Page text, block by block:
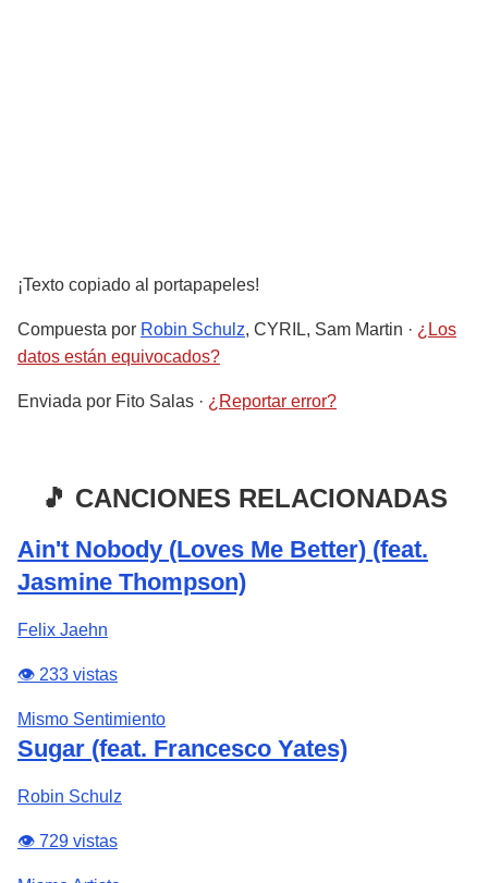
¡Texto copiado al portapapeles!
Compuesta por Robin Schulz, CYRIL, Sam Martin · ¿Los
datos están equivocados?
Enviada por Fito Salas · ¿Reportar error?
🎵 CANCIONES RELACIONADAS
Ain't Nobody (Loves Me Better) (feat.
Jasmine Thompson)
Felix Jaehn
👁️ 233 vistas
Mismo Sentimiento
Sugar (feat. Francesco Yates)
Robin Schulz
👁️ 729 vistas